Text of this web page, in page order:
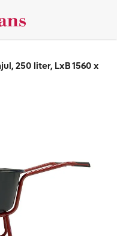
250 liter, LxB 1560 x